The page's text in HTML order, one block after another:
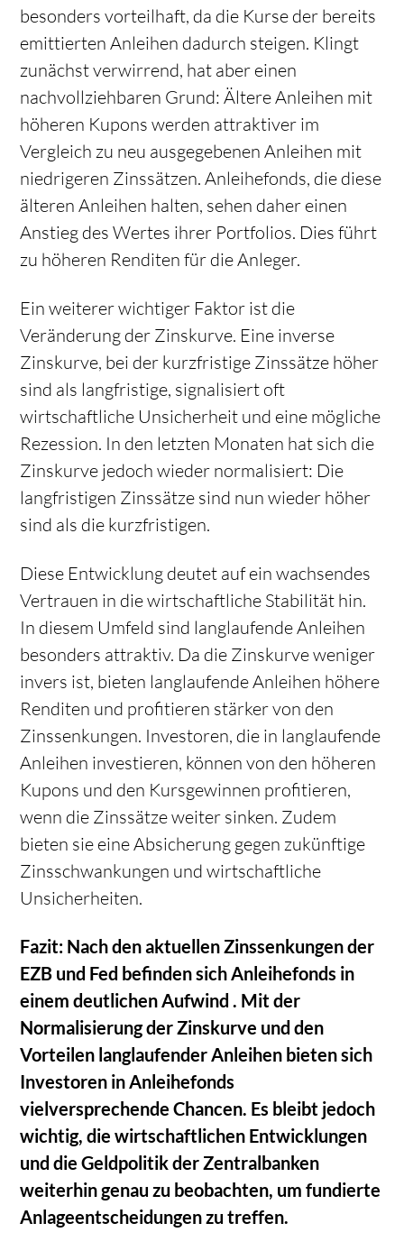
besonders vorteilhaft, da die Kurse der bereits
emittierten Anleihen dadurch steigen. Klingt
zunächst verwirrend, hat aber einen
nachvollziehbaren Grund: Ältere Anleihen mit
höheren Kupons werden attraktiver im
Vergleich zu neu ausgegebenen Anleihen mit
niedrigeren Zinssätzen. Anleihefonds, die diese
älteren Anleihen halten, sehen daher einen
Anstieg des Wertes ihrer Portfolios. Dies führt
zu höheren Renditen für die Anleger.
Ein weiterer wichtiger Faktor ist die
Veränderung der Zinskurve. Eine inverse
Zinskurve, bei der kurzfristige Zinssätze höher
sind als langfristige, signalisiert oft
wirtschaftliche Unsicherheit und eine mögliche
Rezession. In den letzten Monaten hat sich die
Zinskurve jedoch wieder normalisiert: Die
langfristigen Zinssätze sind nun wieder höher
sind als die kurzfristigen.
Diese Entwicklung deutet auf ein wachsendes
Vertrauen in die wirtschaftliche Stabilität hin.
In diesem Umfeld sind langlaufende Anleihen
besonders attraktiv. Da die Zinskurve weniger
invers ist, bieten langlaufende Anleihen höhere
Renditen und profitieren stärker von den
Zinssenkungen. Investoren, die in langlaufende
Anleihen investieren, können von den höheren
Kupons und den Kursgewinnen profitieren,
wenn die Zinssätze weiter sinken. Zudem
bieten sie eine Absicherung gegen zukünftige
Zinsschwankungen und wirtschaftliche
Unsicherheiten.
Fazit: Nach den aktuellen Zinssenkungen der
EZB und Fed befinden sich Anleihefonds in
einem deutlichen Aufwind . Mit der
Normalisierung der Zinskurve und den
Vorteilen langlaufender Anleihen bieten sich
Investoren in Anleihefonds
vielversprechende Chancen. Es bleibt jedoch
wichtig, die wirtschaftlichen Entwicklungen
und die Geldpolitik der Zentralbanken
weiterhin genau zu beobachten, um fundierte
Anlageentscheidungen zu treffen.